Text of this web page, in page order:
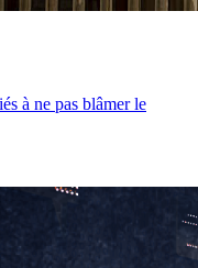
à ne pas blâmer le